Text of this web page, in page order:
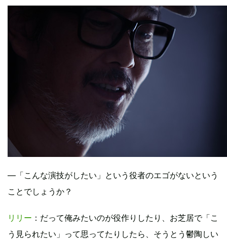
―「こんな演技がしたい」という役者のエゴがないという
ことでしょうか？
リリー ：だって俺みたいのが役作りしたり、お芝居で「こ
う見られたい」って思ってたりしたら、そうとう鬱陶しい